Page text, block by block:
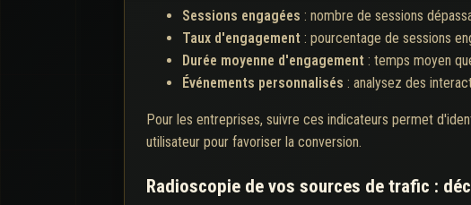
Sessions engagées : nombre de sessions
Taux d'engagement : pourcentage de sessions
Durée moyenne d'engagement : temps moyen
Événements personnalisés : analysez des
Pour les entreprises, suivre ces indicateurs permet
utilisateur pour favoriser la conversion.
Radioscopie de vos sources de trafic :